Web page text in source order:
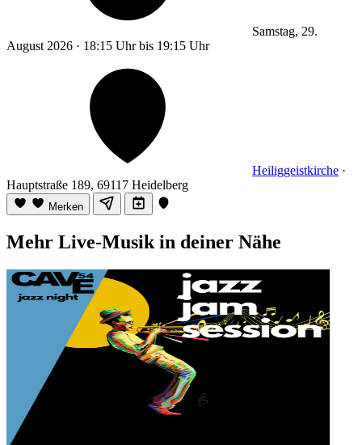
Samstag, 29.
August 2026 · 18:15 Uhr bis 19:15 Uhr
Heiliggeistkirche ·
Hauptstraße 189, 69117 Heidelberg
Merken
Mehr Live-Musik in deiner Nähe